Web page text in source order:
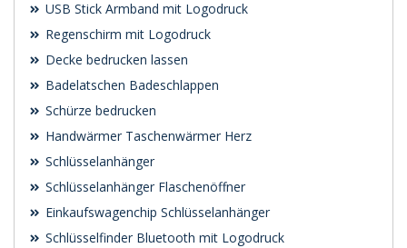
USB Stick Armband mit Logodruck
Regenschirm mit Logodruck
Decke bedrucken lassen
Badelatschen Badeschlappen
Schürze bedrucken
Handwärmer Taschenwärmer Herz
Schlüsselanhänger
Schlüsselanhänger Flaschenöffner
Einkaufswagenchip Schlüsselanhänger
Schlüsselfinder Bluetooth mit Logodruck